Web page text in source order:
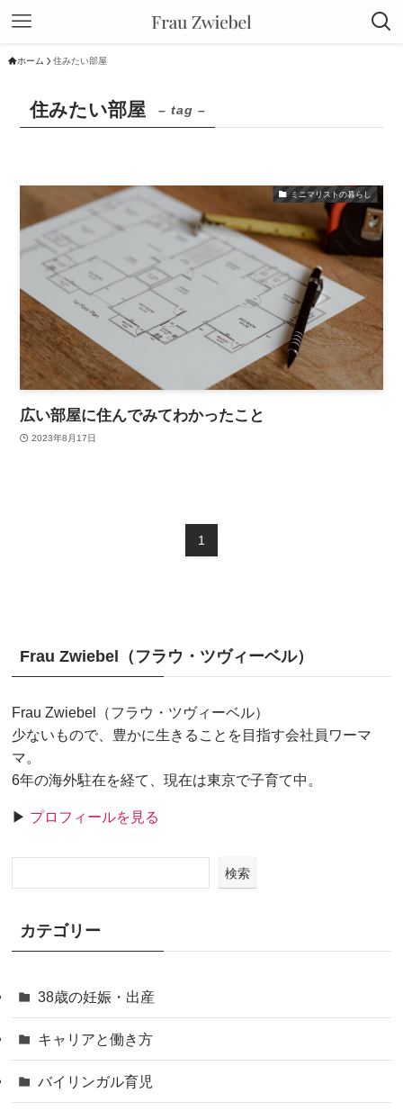
ホーム 住みたい部屋
住みたい部屋 – tag –
ミニマリストの暮らし
広い部屋に住んでみてわかったこと
2023年8月17日
1
Frau Zwiebel（フラウ・ツヴィーベル）
Frau Zwiebel（フラウ・ツヴィーベル）
少ないもので、豊かに生きることを目指す会社員ワーマ
マ。
6年の海外駐在を経て、現在は東京で子育て中。
▶ プロフィールを見る
検索
カテゴリー
38歳の妊娠・出産
キャリアと働き方
バイリンガル育児